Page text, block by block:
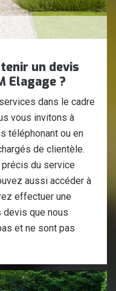
un devis
Elagage ?
dans le cadre
vous invitons à
téléphonant ou en
de clientèle.
du service
aussi accéder à
effectuer une
devis que nous
et ne sont pas